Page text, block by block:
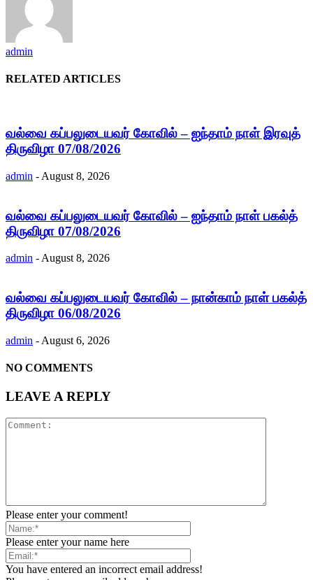
admin
RELATED ARTICLES
வல்வை கப்பலுடையவர் கோவில் – ஐந்தாம் நாள் இரவுத்
திருவிழா 07/08/2026
admin - August 8, 2026
வல்வை கப்பலுடையவர் கோவில் – ஐந்தாம் நாள் பகல்த்
திருவிழா 07/08/2026
admin - August 8, 2026
வல்வை கப்பலுடையவர் கோவில் – நான்காம் நாள் பகல்த்
திருவிழா 06/08/2026
admin - August 6, 2026
NO COMMENTS
LEAVE A REPLY
Please enter your comment!
Please enter your name here
You have entered an incorrect email address!